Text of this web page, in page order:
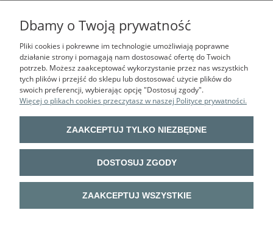
biuro@bhpvota.pl, tel.: 22 632 52 14 | NIP: 113-029-62-64 | REGON:
011793414
bhpvota.pl nie jest tożsama z ofertą sklepu stacjonarnego BHP VOTA w
Warszawie.
różnic w prowadzeniu sprzedaży tradycyjnej i sprzedaży online.
Aby mieć gwarancję ceny internetowej proszę złożyć zamówienie w e-
Dbamy o Twoją prywatność
Pliki cookies i pokrewne im technologie umożliwiają poprawne
działanie strony i pomagają nam dostosować ofertę do Twoich
potrzeb. Możesz zaakceptować wykorzystanie przez nas wszystkich
tych plików i przejść do sklepu lub dostosować użycie plików do
swoich preferencji, wybierając opcję "Dostosuj zgody".
Więcej o plikach cookies przeczytasz w naszej Polityce prywatności.
ZAAKCEPTUJ TYLKO NIEZBĘDNE
DOSTOSUJ ZGODY
ZAAKCEPTUJ WSZYSTKIE